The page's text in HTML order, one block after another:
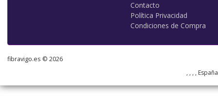
Contacto
Política Privacidad
Condiciones de Compra
fibravigo.es © 2026
, , , ,